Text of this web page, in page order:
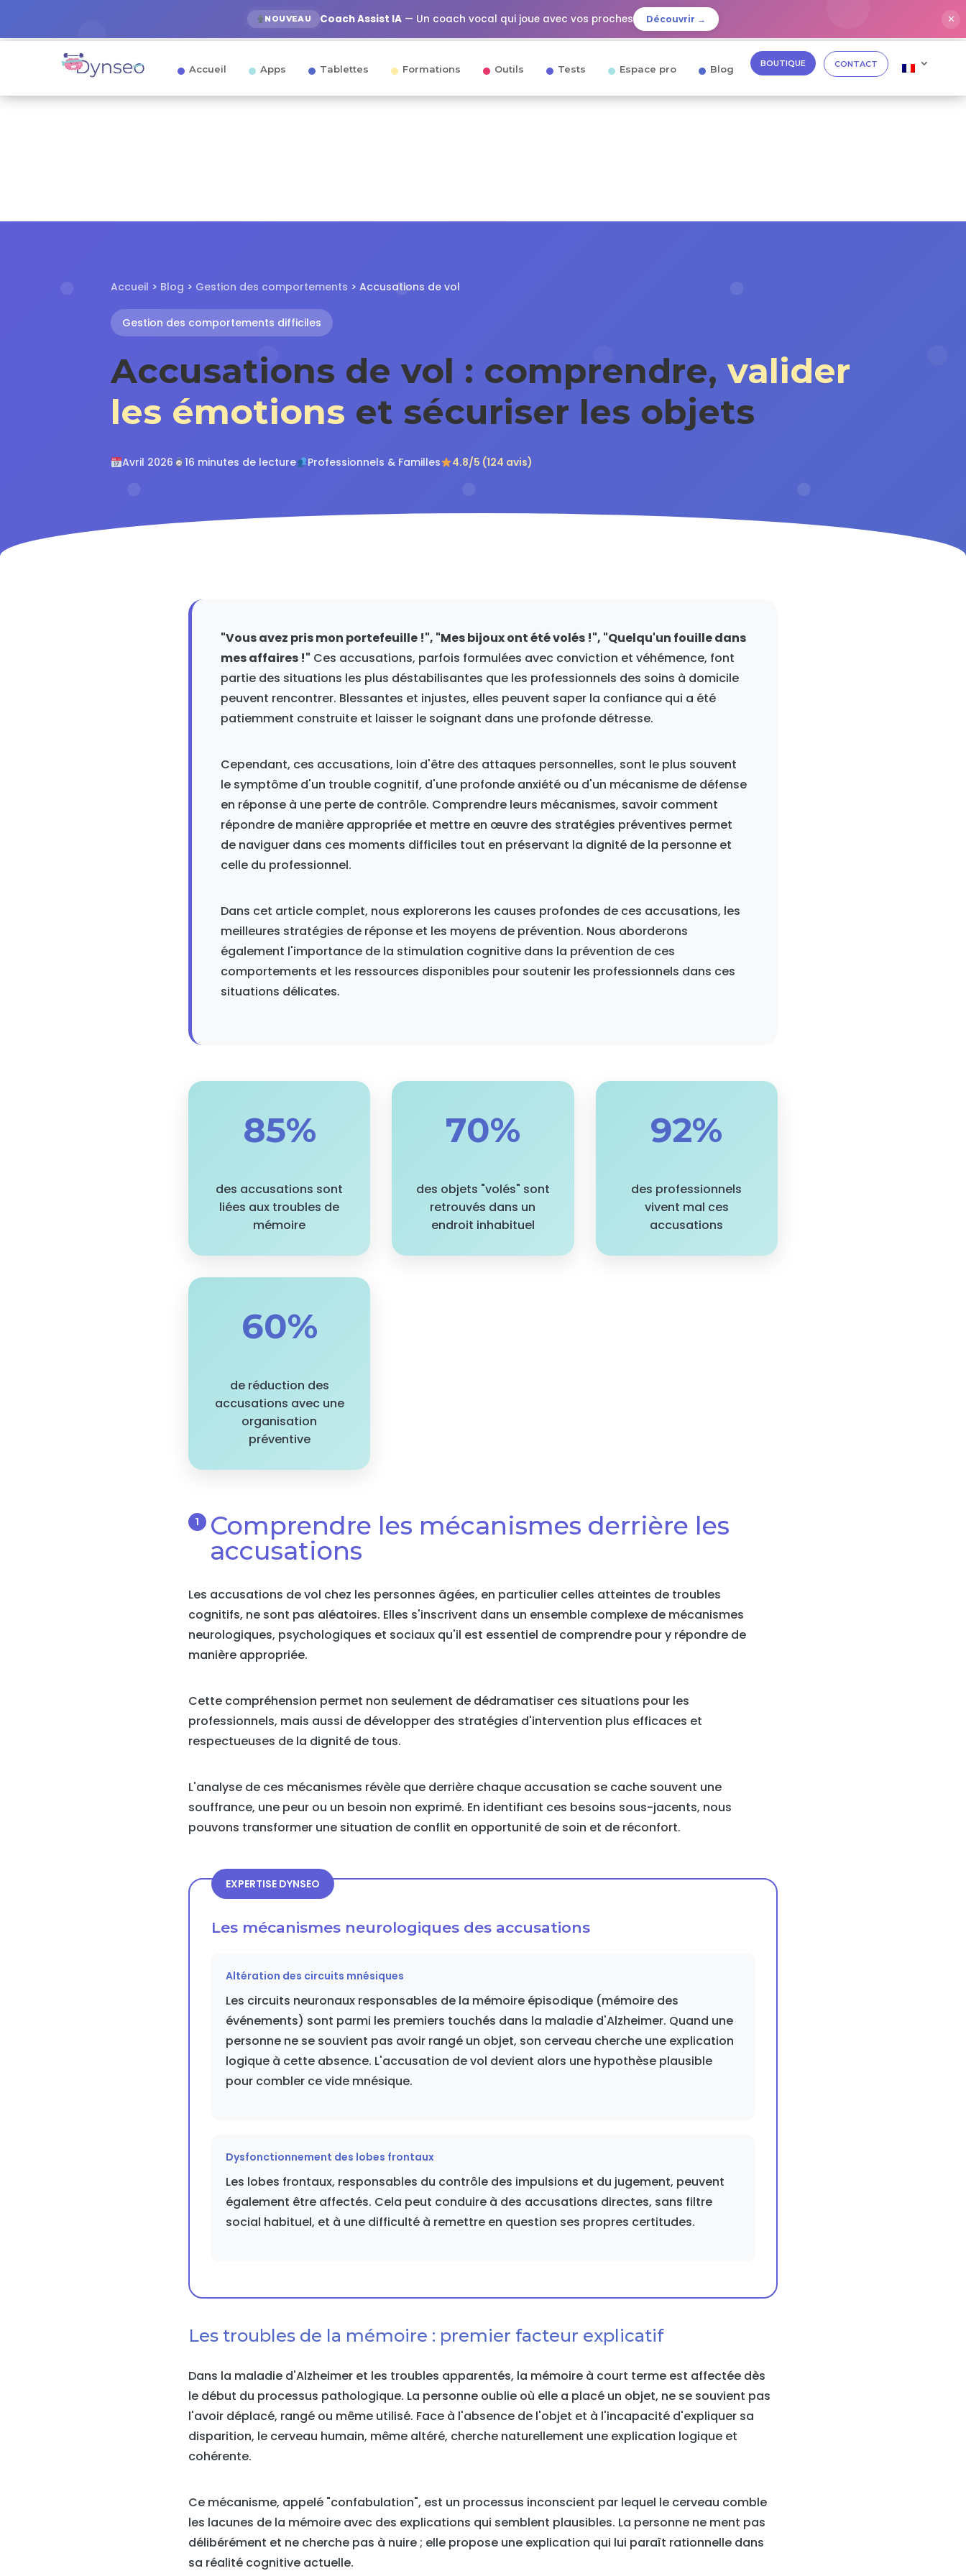
NOUVEAU Coach Assist IA — Un coach vocal qui joue avec vos proches Découvrir → ✕
Accueil Apps Tablettes Formations Outils Tests Espace pro Blog BOUTIQUE CONTACT
Accueil > Blog > Gestion des comportements > Accusations de vol
Gestion des comportements difficiles
Accusations de vol : comprendre,valider
les émotions et sécuriser les objets
Avril 2026 16 minutes de lecture Professionnels & Familles 4.8/5 (124 avis)
"Vous avez pris mon portefeuille !", "Mes bijoux ont été volés !", "Quelqu'un fouille dans
mes affaires !" Ces accusations, parfois formulées avec conviction et véhémence, font
partie des situations les plus déstabilisantes que les professionnels des soins à domicile
peuvent rencontrer. Blessantes et injustes, elles peuvent saper la confiance qui a été
patiemment construite et laisser le soignant dans une profonde détresse.
Cependant, ces accusations, loin d'être des attaques personnelles, sont le plus souvent
le symptôme d'un trouble cognitif, d'une profonde anxiété ou d'un mécanisme de défense
en réponse à une perte de contrôle. Comprendre leurs mécanismes, savoir comment
répondre de manière appropriée et mettre en œuvre des stratégies préventives permet
de naviguer dans ces moments difficiles tout en préservant la dignité de la personne et
celle du professionnel.
Dans cet article complet, nous explorerons les causes profondes de ces accusations, les
meilleures stratégies de réponse et les moyens de prévention. Nous aborderons
également l'importance de la stimulation cognitive dans la prévention de ces
comportements et les ressources disponibles pour soutenir les professionnels dans ces
situations délicates.
85%
des accusations sont
liées aux troubles de
mémoire
70%
des objets "volés" sont
retrouvés dans un
endroit inhabituel
92%
des professionnels
vivent mal ces
accusations
60%
de réduction des
accusations avec une
organisation
préventive
Comprendre les mécanismes derrière les
accusations
Les accusations de vol chez les personnes âgées, en particulier celles atteintes de troubles
cognitifs, ne sont pas aléatoires. Elles s'inscrivent dans un ensemble complexe de mécanismes
neurologiques, psychologiques et sociaux qu'il est essentiel de comprendre pour y répondre de
manière appropriée.
Cette compréhension permet non seulement de dédramatiser ces situations pour les
professionnels, mais aussi de développer des stratégies d'intervention plus efficaces et
respectueuses de la dignité de tous.
L'analyse de ces mécanismes révèle que derrière chaque accusation se cache souvent une
souffrance, une peur ou un besoin non exprimé. En identifiant ces besoins sous-jacents, nous
pouvons transformer une situation de conflit en opportunité de soin et de réconfort.
EXPERTISE DYNSEO
Les mécanismes neurologiques des accusations
Altération des circuits mnésiques
Les circuits neuronaux responsables de la mémoire épisodique (mémoire des
événements) sont parmi les premiers touchés dans la maladie d'Alzheimer. Quand une
personne ne se souvient pas avoir rangé un objet, son cerveau cherche une explication
logique à cette absence. L'accusation de vol devient alors une hypothèse plausible
pour combler ce vide mnésique.
Dysfonctionnement des lobes frontaux
Les lobes frontaux, responsables du contrôle des impulsions et du jugement, peuvent
également être affectés. Cela peut conduire à des accusations directes, sans filtre
social habituel, et à une difficulté à remettre en question ses propres certitudes.
Les troubles de la mémoire : premier facteur explicatif
Dans la maladie d'Alzheimer et les troubles apparentés, la mémoire à court terme est affectée dès
le début du processus pathologique. La personne oublie où elle a placé un objet, ne se souvient pas
l'avoir déplacé, rangé ou même utilisé. Face à l'absence de l'objet et à l'incapacité d'expliquer sa
disparition, le cerveau humain, même altéré, cherche naturellement une explication logique et
cohérente.
Ce mécanisme, appelé "confabulation", est un processus inconscient par lequel le cerveau comble
les lacunes de la mémoire avec des explications qui semblent plausibles. La personne ne ment pas
délibérément et ne cherche pas à nuire ; elle propose une explication qui lui paraît rationnelle dans
sa réalité cognitive actuelle.